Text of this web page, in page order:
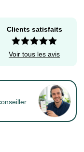
Clients satisfaits
Voir tous les avis